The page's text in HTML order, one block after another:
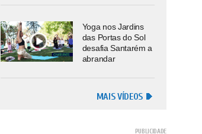
Yoga nos Jardins
das Portas do Sol
desafia Santarém a
abrandar
MAIS VÍDEOS